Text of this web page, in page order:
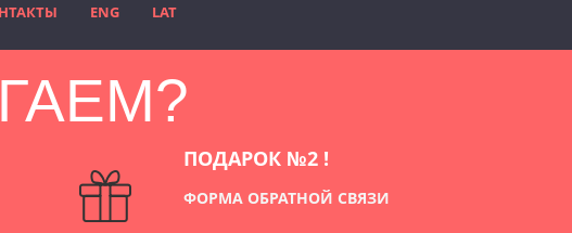
ENG LAT
ПОДАРОК №2 !
ФОРМА ОБРАТНОЙ СВЯЗИ